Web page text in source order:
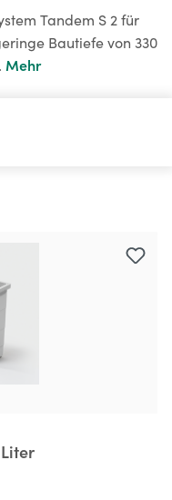
Tandem S 2 für
Bautiefe von 330
Mehr